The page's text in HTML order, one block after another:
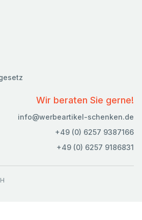
Wir beraten Sie gerne!
info@werbeartikel-schenken.de
+49 (0) 6257 9387166
+49 (0) 6257 9186831